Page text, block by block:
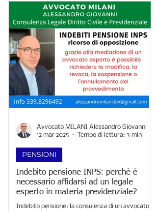
Indebito pensione INPS: perchè è
necessario affidarsi ad un legale
esperto in materia previdenziale?
Indebito pensione: la consulenza di un avvocato
PENSIONI
Avvocato MILANI Alessandro Giovanni
12 mar 2025
Tempo di lettura: 3 min